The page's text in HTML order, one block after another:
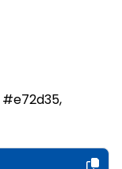
#e72d35,